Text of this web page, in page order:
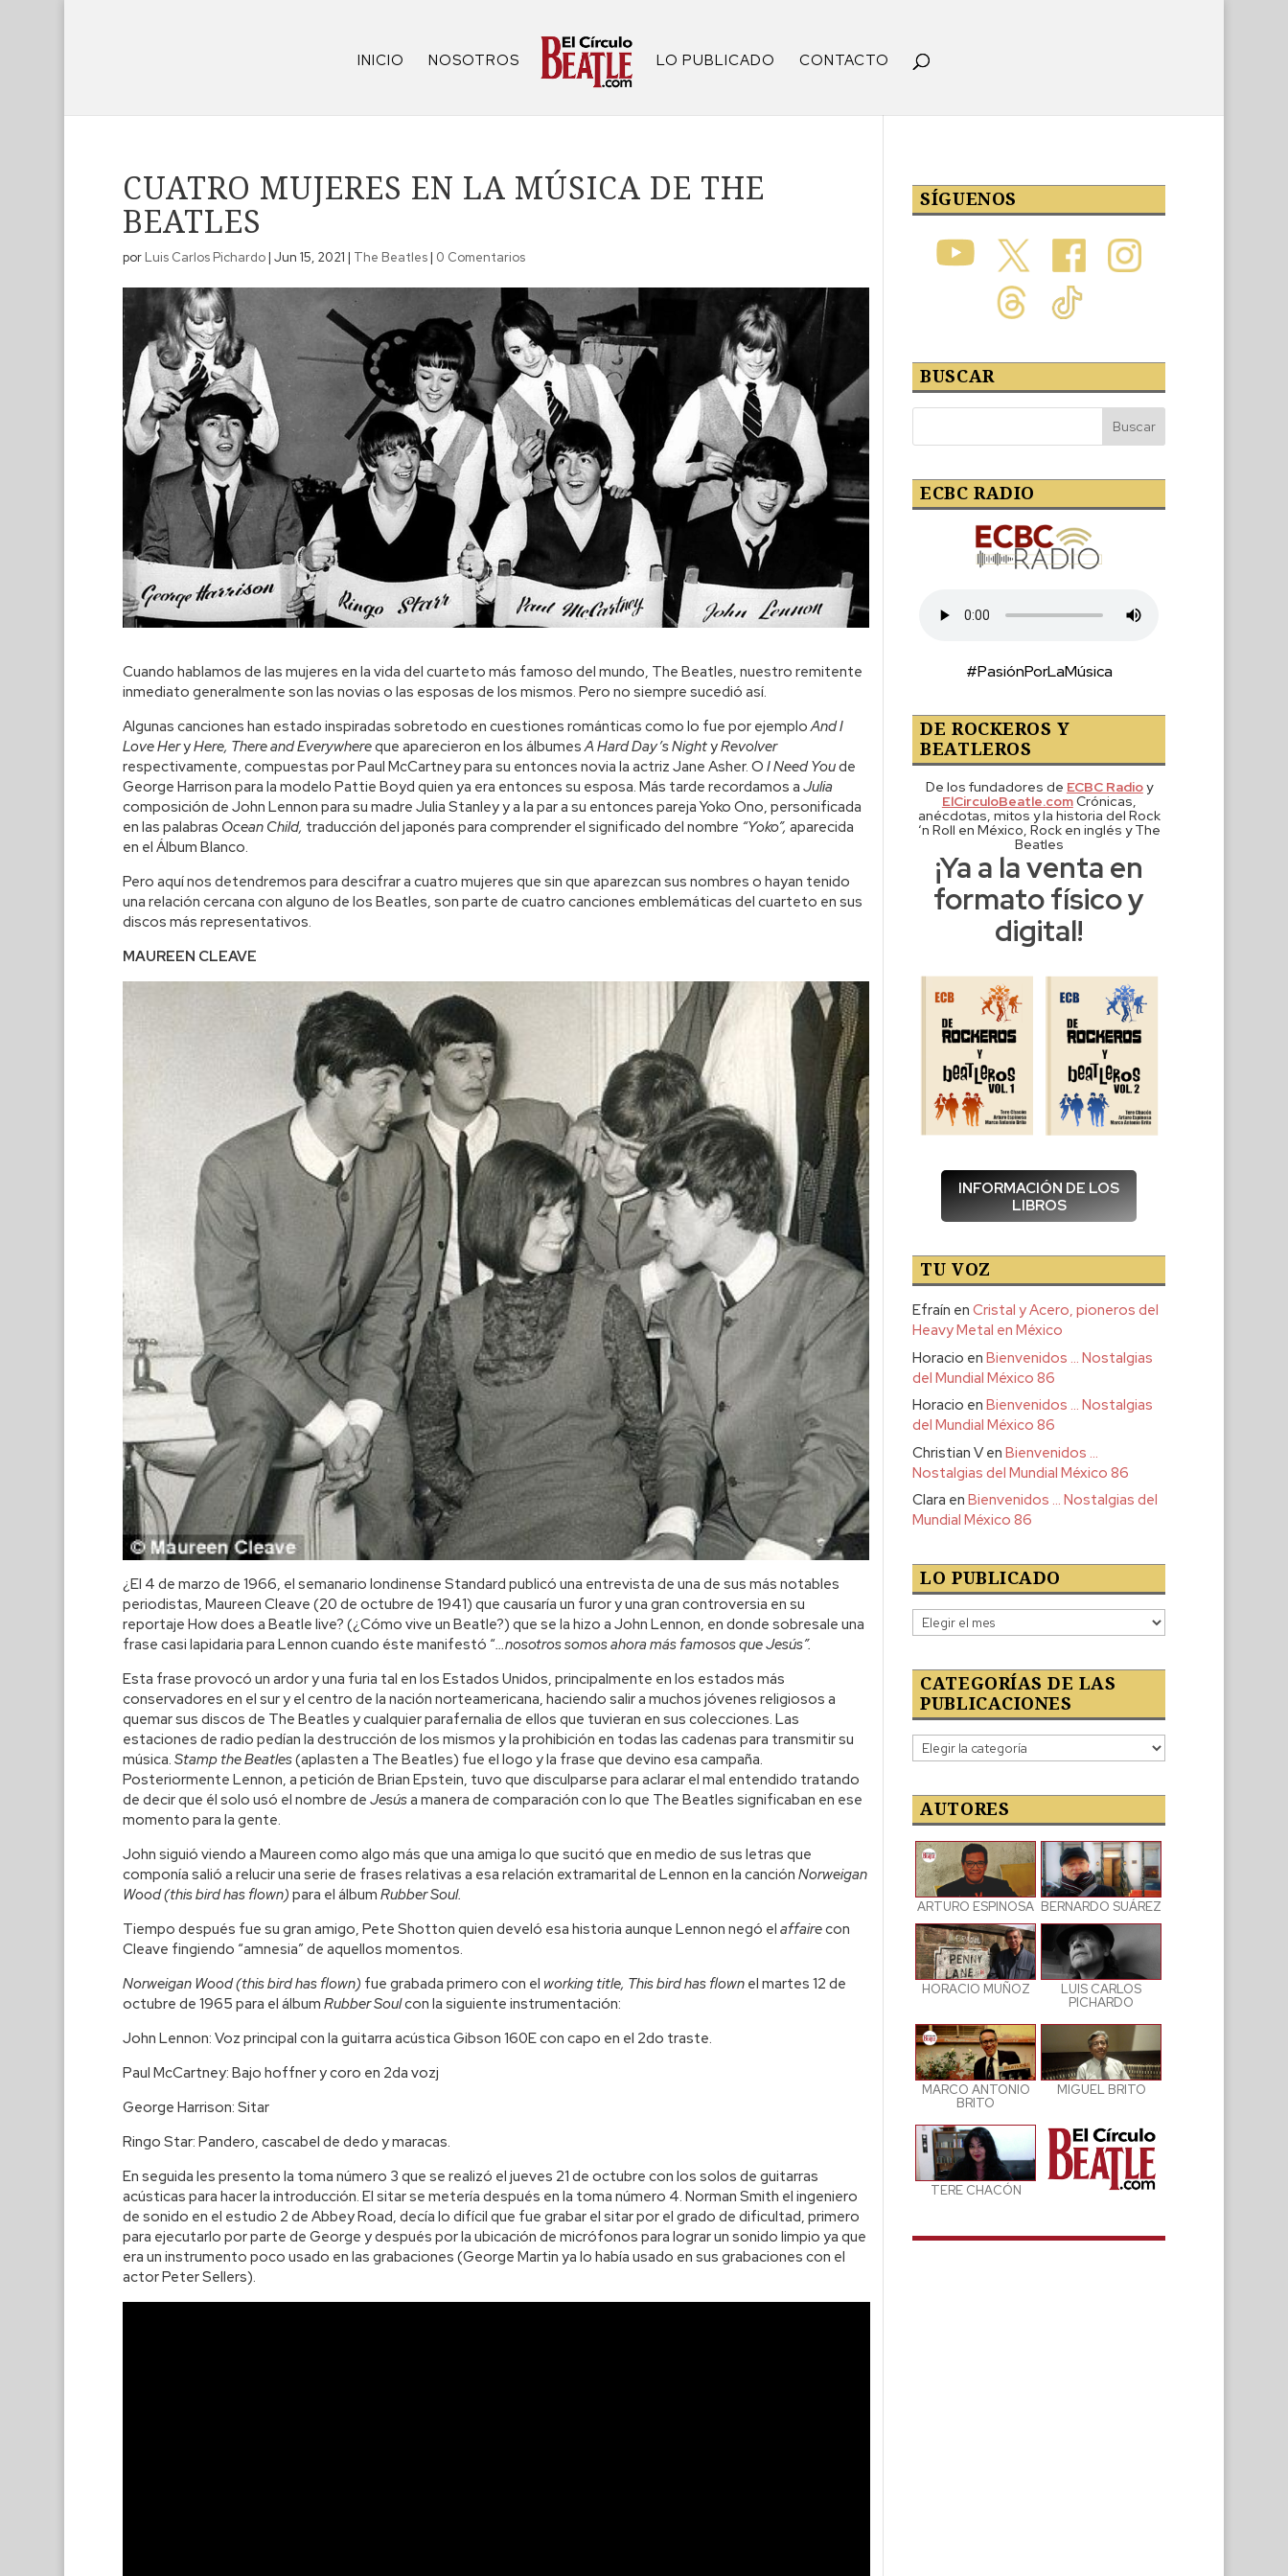
INICIO NOSOTROS LO PUBLICADO CONTACTO
CUATRO MUJERES EN LA MÚSICA DE THE
BEATLES
por Luis Carlos Pichardo| Jun 15, 2021 | The Beatles| 0 Comentarios
Cuando hablamos de las mujeres en la vida del cuarteto más famoso del mundo, The Beatles, nuestro remitente
inmediato generalmente son las novias o las esposas de los mismos. Pero no siempre sucedió así.
Algunas canciones han estado inspiradas sobretodo en cuestiones románticas como lo fue por ejemploAnd I
Love HeryHere, There and Everywhereque aparecieron en los álbumesA Hard Day’s NightyRevolver
respectivamente, compuestas por Paul McCartney para su entonces novia la actriz Jane Asher. O I Need Youde
George Harrison para la modelo Pattie Boyd quien ya era entonces su esposa. Más tarde recordamos a Julia
composición de John Lennon para su madre Julia Stanley y a la par a su entonces pareja Yoko Ono, personificada
en las palabras Ocean Child, traducción del japonés para comprender el significado del nombre “Yoko”, aparecida
en el Álbum Blanco.
Pero aquí nos detendremos para descifrar a cuatro mujeres que sin que aparezcan sus nombres o hayan tenido
una relación cercana con alguno de los Beatles, son parte de cuatro canciones emblemáticas del cuarteto en sus
discos más representativos.
MAUREEN CLEAVE
¿El 4 de marzo de 1966, el semanario londinense Standard publicó una entrevista de una de sus más notables
periodistas, Maureen Cleave (20 de octubre de 1941) que causaría un furor y una gran controversia en su
reportaje How does a Beatle live? (¿Cómo vive un Beatle?) que se la hizo a John Lennon, en donde sobresale una
frase casi lapidaria para Lennon cuando éste manifestó “…nosotros somos ahora más famosos que Jesús”.
Esta frase provocó un ardor y una furia tal en los Estados Unidos, principalmente en los estados más
conservadores en el sur y el centro de la nación norteamericana, haciendo salir a muchos jóvenes religiosos a
quemar sus discos de The Beatles y cualquier parafernalia de ellos que tuvieran en sus colecciones. Las
estaciones de radio pedían la destrucción de los mismos y la prohibición en todas las cadenas para transmitir su
música. Stamp the Beatles(aplasten a The Beatles) fue el logo y la frase que devino esa campaña.
Posteriormente Lennon, a petición de Brian Epstein, tuvo que disculparse para aclarar el mal entendido tratando
de decir que él solo usó el nombre de Jesúsa manera de comparación con lo que The Beatles significaban en ese
momento para la gente.
John siguió viendo a Maureen como algo más que una amiga lo que sucitó que en medio de sus letras que
componía salió a relucir una serie de frases relativas a esa relación extramarital de Lennon en la canción Norweigan
Wood (this bird has flown) para el álbum Rubber Soul.
Tiempo después fue su gran amigo, Pete Shotton quien develó esa historia aunque Lennon negó el affairecon
Cleave fingiendo “amnesia” de aquellos momentos.
Norweigan Wood (this bird has flown) fue grabada primero con el working title, This bird has flown el martes 12 de
octubre de 1965 para el álbum Rubber Soulcon la siguiente instrumentación:
John Lennon: Voz principal con la guitarra acústica Gibson 160E con capo en el 2do traste.
Paul McCartney: Bajo hoffner y coro en 2da vozj
George Harrison: Sitar
Ringo Star: Pandero, cascabel de dedo y maracas.
En seguida les presento la toma número 3 que se realizó el jueves 21 de octubre con los solos de guitarras
acústicas para hacer la introducción. El sitar se metería después en la toma número 4. Norman Smith el ingeniero
de sonido en el estudio 2 de Abbey Road, decía lo difícil que fue grabar el sitar por el grado de dificultad, primero
para ejecutarlo por parte de George y después por la ubicación de micrófonos para lograr un sonido limpio ya que
era un instrumento poco usado en las grabaciones (George Martin ya lo había usado en sus grabaciones con el
actor Peter Sellers).
SÍGUENOS
BUSCAR
ECBC RADIO
#PasiónPorLaMúsica
DE ROCKEROS Y
BEATLEROS
De los fundadores de ECBC Radioy
ElCirculoBeatle.comCrónicas,
anécdotas, mitos y la historia del Rock
‘n Roll en México, Rock en inglés y The
Beatles
¡Ya a la venta en
formato físico y
digital!
INFORMACIÓN DE LOS
LIBROS
TU VOZ
Efraín enCristal y Acero, pioneros del
Heavy Metal en México
Horacio enBienvenidos … Nostalgias
del Mundial México 86
Horacio enBienvenidos … Nostalgias
del Mundial México 86
Christian VenBienvenidos …
Nostalgias del Mundial México 86
Clara enBienvenidos … Nostalgias del
Mundial México 86
LO PUBLICADO
Lo
publicado
CATEGORÍAS DE LAS
PUBLICACIONES
Categorías
de
publicaciones
AUTORES
ARTURO ESPINOSA BERNARDO SUÁREZ
HORACIO MUÑOZ
LUIS CARLOS
PICHARDO
MARCO ANTONIO
BRITO
MIGUEL BRITO
TERE CHACÓN